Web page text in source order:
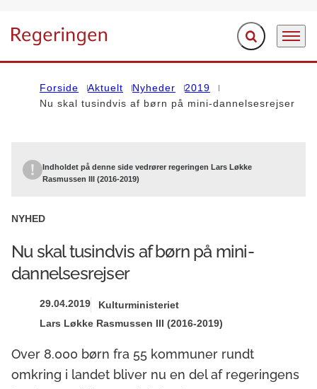
Gå til forsiden Fold søgefelt ud
Menu
Forside Aktuelt Nyheder
2019
Nu skal tusindvis af børn på mini-dannelsesrejser
Indholdet på denne side vedrører regeringen Lars Løkke
Rasmussen III (2016-2019)
NYHED
Nu skal tusindvis af børn på mini-
dannelsesrejser
29.04.2019
Kulturministeriet
Lars Løkke Rasmussen III (2016-2019)
Over 8.000 børn fra 55 kommuner rundt
omkring i landet bliver nu en del af regeringens